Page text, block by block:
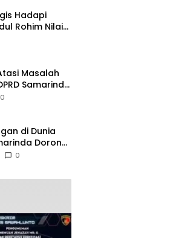
Hadapi
Rohim Nilai
Pusat
Masalah
Samarinda
PLTSA
0
di Dunia
Dorong
0